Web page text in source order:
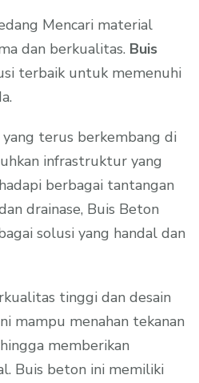
Mencari material
dan berkualitas. Buis
terbaik untuk memenuhi
terus berkembang di
infrastruktur yang
berbagai tantangan
drainase, Buis Beton
solusi yang handal dan
tinggi dan desain
mampu menahan tekanan
memberikan
Buis beton ini memiliki